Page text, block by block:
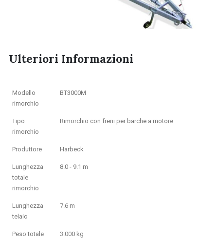
Ulteriori Informazioni
Modello
rimorchio
BT3000M
Tipo
rimorchio
Rimorchio con freni per barche a motore
Produttore Harbeck
Lunghezza
totale
rimorchio
8.0 - 9.1 m
Lunghezza
telaio
7.6 m
Peso totale
3.000 kg